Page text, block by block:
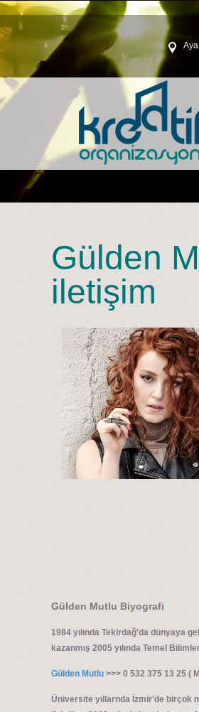
Gülden
iletişim
Gülden Mutlu Biyografi
1984 yılında Tekirdağ'da dünyaya
kazanmış 2005 yılında Temel
Gülden Mutlu >>> 0 532 375 13 25 (
Üniversite yıllarnda İzmir'de birçok